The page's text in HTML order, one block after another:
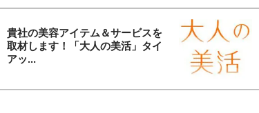
貴社の美容アイテム＆サービスを
取材します！「大人の美活」タイ
アッ...